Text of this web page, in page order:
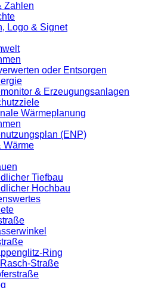
Zahlen
Logo & Signet
oder Entsorgen
& Erzeugungsanlagen
Wärmeplanung
(ENP)
Wärme
Tiefbau
Hochbau
Ring
Straße